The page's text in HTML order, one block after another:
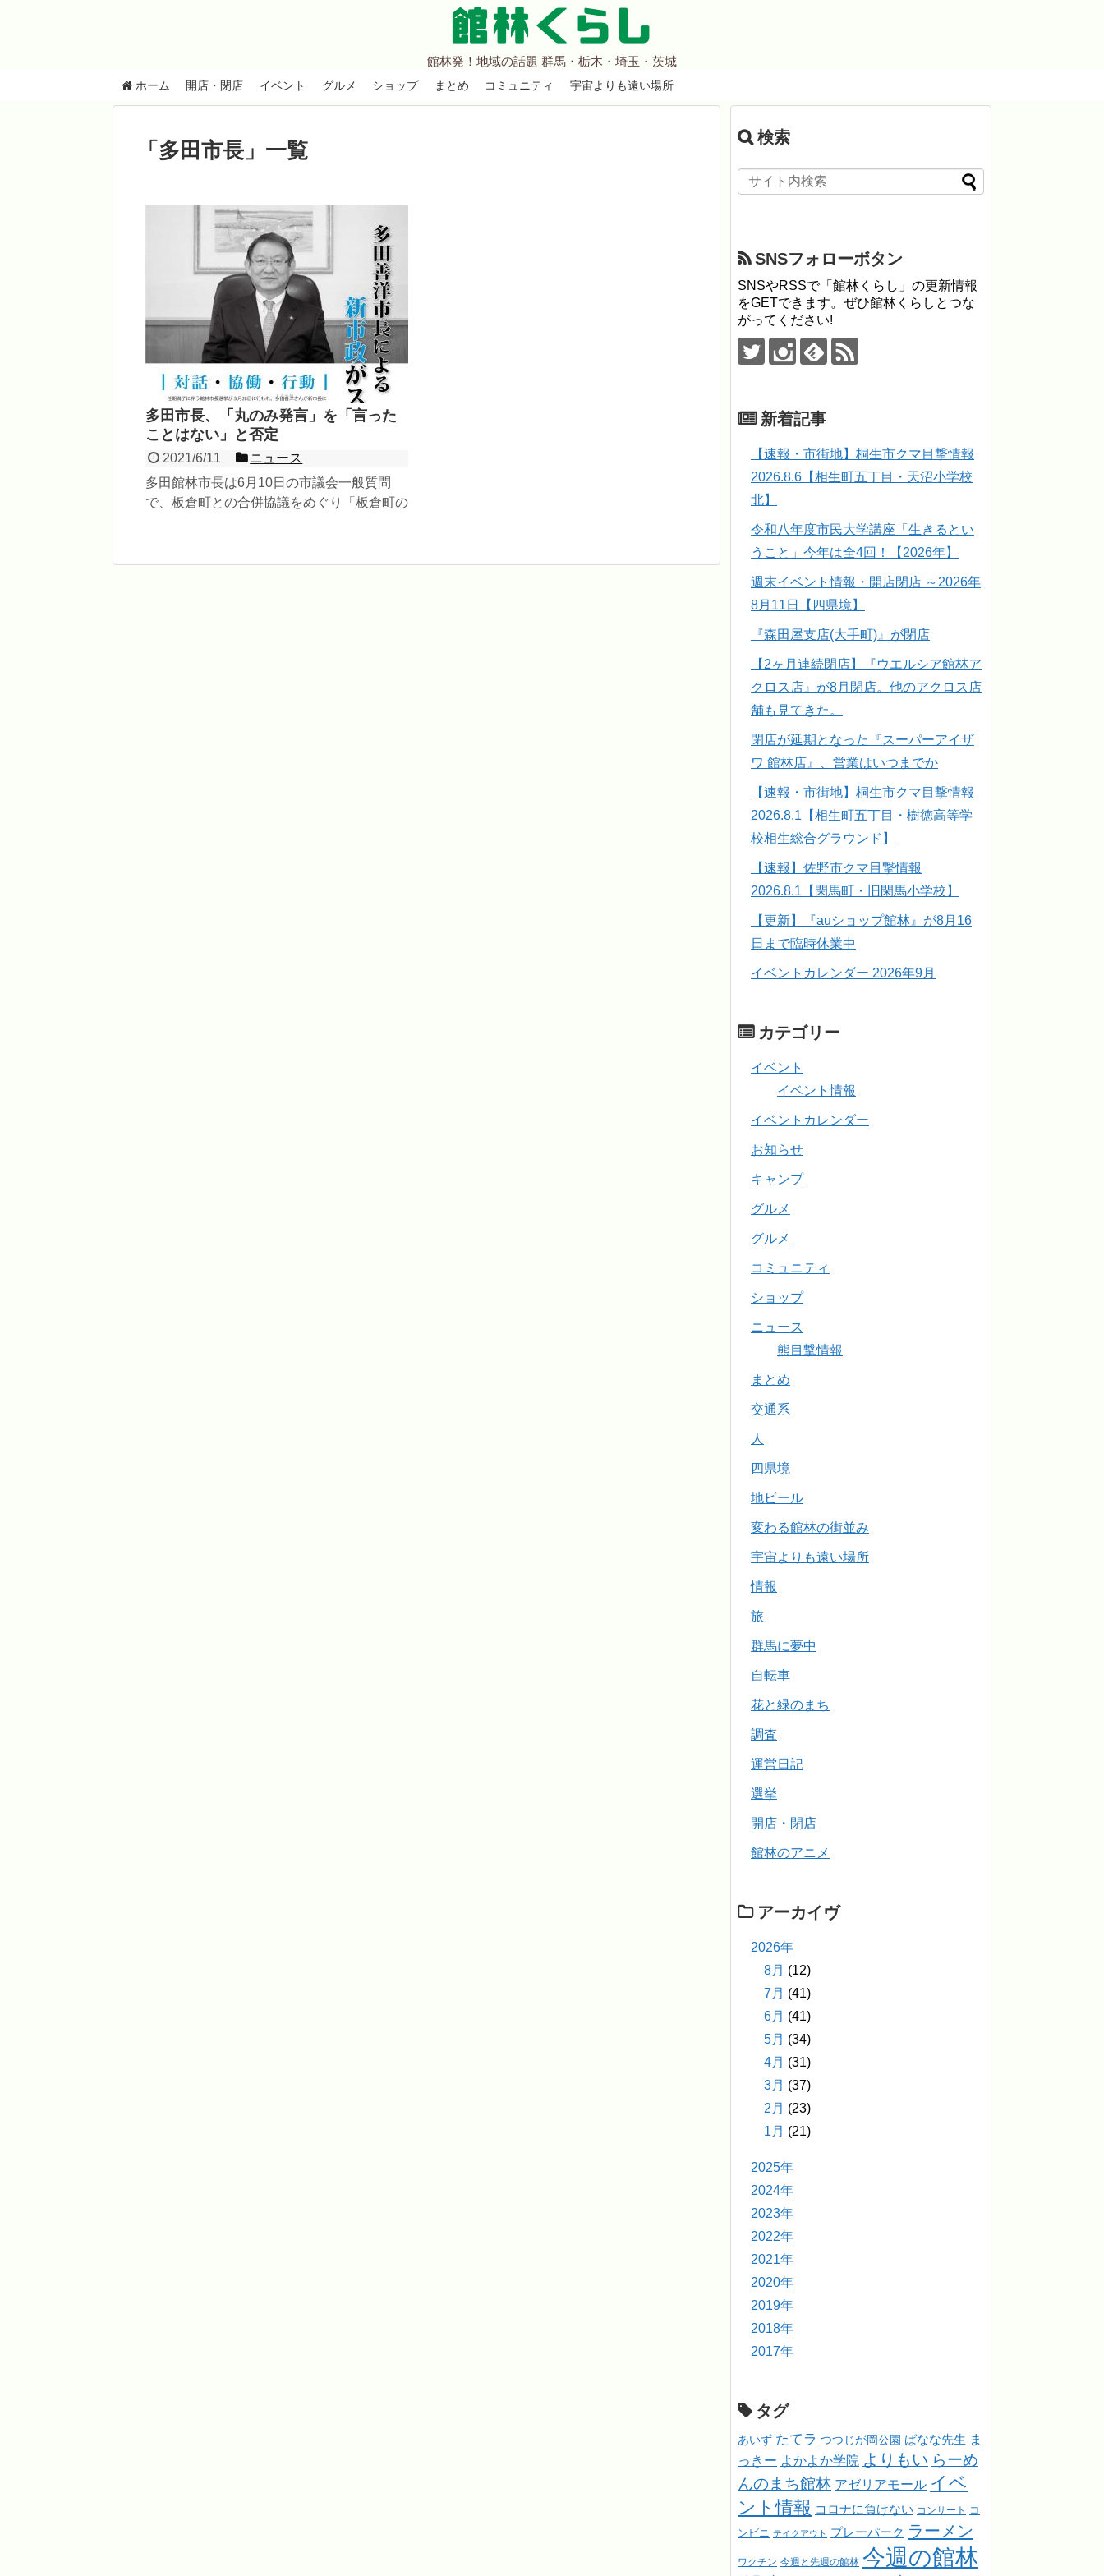
館林くらし
館林発！地域の話題 群馬・栃木・埼玉・茨城
ホーム 開店・閉店 イベント グルメ ショップ まとめ コミュニティ 宇宙よりも遠い場所
「 多田市長 」 一覧
多田市長、「丸のみ発言」を「言った
ことはない」と否定
2021/6/11
ニュース
多田館林市長は6月10日の市議会一般質問
で、板倉町との合併協議をめぐり「板倉町の
検索
SNSフォローボタン
SNSやRSSで「館林くらし」の更新情報
をGETできます。ぜひ館林くらしとつな
がってください!
新着記事
【速報・市街地】桐生市クマ目撃情報
2026.8.6【相生町五丁目・天沼小学校
北】
令和八年度市民大学講座「生きるとい
うこと」今年は全4回！【2026年】
週末イベント情報・開店閉店 ～2026年
8月11日【四県境】
『森田屋支店(大手町)』が閉店
【2ヶ月連続閉店】『ウエルシア館林ア
クロス店』が8月閉店。他のアクロス店
舗も見てきた。
閉店が延期となった『スーパーアイザ
ワ 館林店』、営業はいつまでか
【速報・市街地】桐生市クマ目撃情報
2026.8.1【相生町五丁目・樹徳高等学
校相生総合グラウンド】
【速報】佐野市クマ目撃情報
2026.8.1【閑馬町・旧閑馬小学校】
【更新】『auショップ館林』が8月16
日まで臨時休業中
イベントカレンダー 2026年9月
カテゴリー
イベント
イベント情報
イベントカレンダー
お知らせ
キャンプ
グルメ
グルメ
コミュニティ
ショップ
ニュース
熊目撃情報
まとめ
交通系
人
四県境
地ビール
変わる館林の街並み
宇宙よりも遠い場所
情報
旅
群馬に夢中
自転車
花と緑のまち
調査
運営日記
選挙
開店・閉店
館林のアニメ
アーカイヴ
2026年
8月 (12)
7月 (41)
6月 (41)
5月 (34)
4月 (31)
3月 (37)
2月 (23)
1月 (21)
2025年
2024年
2023年
2022年
2021年
2020年
2019年
2018年
2017年
タグ
あいず たてラ つつじが岡公園 ばなな先生 ま
っきー よかよか学院 よりもい らーめ
んのまち館林 アゼリアモール イベ
ント情報 コロナに負けない コンサート
コ
ンビニ テイクアウト プレーパーク ラーメン
ワクチン 今週と先週の館林 今週の館林